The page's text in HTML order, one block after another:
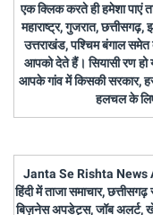
एक क्लिक करते ही हमेशा पाएं
महाराष्ट्र, गुजरात,
उत्तराखंड, पश्चिम बंगाल समेत
आपको देते हैं। सियासी रण हो
आपके गांव में किसकी सरकार,
हलचल के
Janta Se Rishta News
हिंदी में ताजा समाचार,
बिज़नेस अपडेट्स, जॉब अलर्ट,